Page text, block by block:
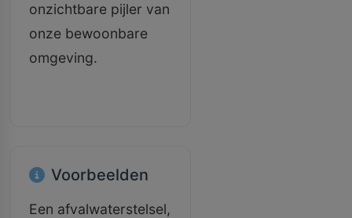
onzichtbare pijler van
onze bewoonbare
omgeving.
Voorbeelden
Een afvalwaterstelsel,